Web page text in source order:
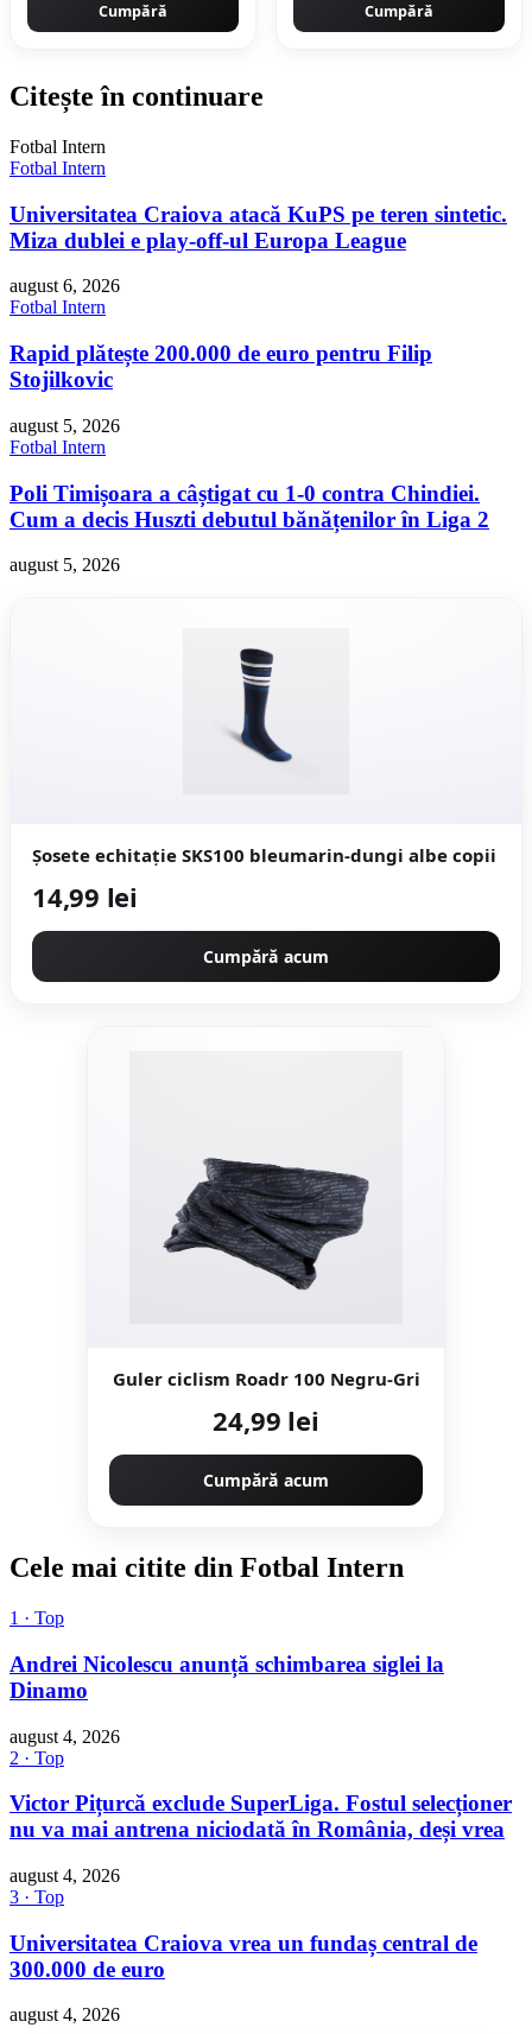
Cumpără Cumpără
Citește în continuare
Fotbal Intern
Fotbal Intern
Universitatea Craiova atacă KuPS pe teren sintetic.
Miza dublei e play-off-ul Europa League
august 6, 2026
Fotbal Intern
Rapid plătește 200.000 de euro pentru Filip
Stojilkovic
august 5, 2026
Fotbal Intern
Poli Timișoara a câștigat cu 1-0 contra Chindiei.
Cum a decis Huszti debutul bănățenilor în Liga 2
august 5, 2026
Șosete echitație SKS100 bleumarin-dungi albe copii
14,99 lei
Cumpără acum
Guler ciclism Roadr 100 Negru-Gri
24,99 lei
Cumpără acum
Cele mai citite din Fotbal Intern
1 · Top
Andrei Nicolescu anunță schimbarea siglei la
Dinamo
august 4, 2026
2 · Top
Victor Pițurcă exclude SuperLiga. Fostul selecționer
nu va mai antrena niciodată în România, deși vrea
august 4, 2026
3 · Top
Universitatea Craiova vrea un fundaș central de
300.000 de euro
august 4, 2026